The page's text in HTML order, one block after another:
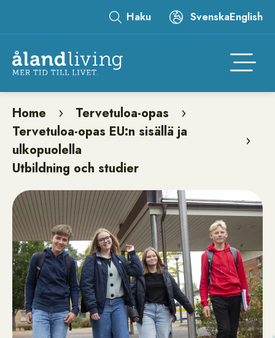
to
main
content
Leaderboard
Haku SvenskaEnglish
Breadcrumb
Home
Tervetuloa-opas
Tervetuloa-opas EU:n sisällä ja
ulkopuolella
Utbildning och studier